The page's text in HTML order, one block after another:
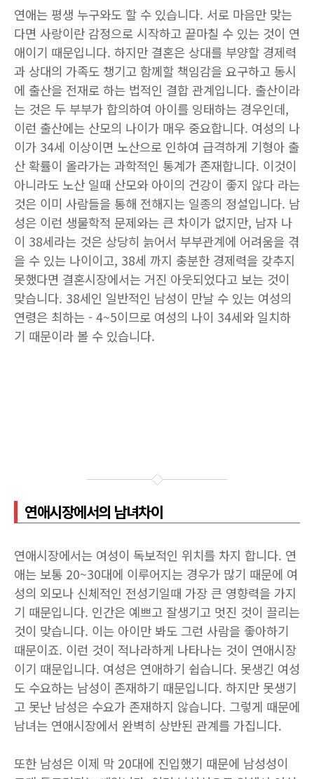
연애는 평생 누구와도 할 수 있습니다. 서로 마음만 맞는
다면 사랑이란 감정으로 시작하고 끝마칠 수 있는 것이 연
애이기 때문입니다. 하지만 결혼은 상대를 부양할 경제력
과 상대의 가족도 챙기고 함께할 책임감을 요구하고 동시
에 출산을 전재로 하는 법적인 결합 관계입니다. 출산이라
는 것은 두 부부가 합의하여 아이를 잉태하는 경우인데,
이런 출산에는 산모의 나이가 매우 중요합니다. 여성의 나
이가 34세 이상이면 노산으로 인하여 급격하게 기형아 출
산 확률이 올라가는 과학적인 통계가 존재합니다. 이것이
아니라도 노산 일때 산모와 아이의 건강이 좋지 않다 라는
것은 이미 사람들을 통해 전해지는 일종의 정설입니다. 남
성은 이런 생물학적 문제와는 큰 차이가 없지만, 남자 나
이 38세라는 것은 상당히 늙어서 부부관계에 어려움을 겪
을 수 있는 나이이고, 38세 까지 충분한 경제력을 갖추지
못했다면 결혼시장에서는 거진 아웃되었다고 보는 것이
맞습니다. 38세인 일반적인 남성이 만날 수 있는 여성의
연령은 최하는 - 4~5이므로 여성의 나이 34세와 일치하
기 때문이라 볼 수 있습니다.
연애시장에서의 남녀차이
연애시장에서는 여성이 독보적인 위치를 차지 합니다. 연
애는 보통 20~30대에 이루어지는 경우가 많기 때문에 여
성의 외모나 신체적인 전성기일때 가장 큰 영향력을 가지
기 때문입니다. 인간은 예쁘고 잘생기고 멋진 것이 끌리는
것이 맞습니다. 이는 아이만 봐도 그런 사람을 좋아하기
때문이죠. 이런 것이 적나라하게 나타나는 것이 연애시장
이기 때문입니다. 여성은 연애하기 쉽습니다. 못생긴 여성
도 수요하는 남성이 존재하기 때문입니다. 하지만 못생기
고 못난 남성은 수요가 존재하지 않습니다. 그렇게 때문에
남녀는 연애시장에서 완벽히 상반된 관계를 가집니다.
또한 남성은 이제 막 20대에 진입했기 때문에 남성성이